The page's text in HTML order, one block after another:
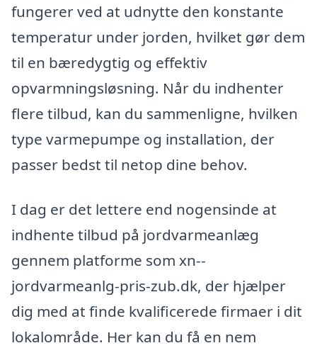
fungerer ved at udnytte den konstante
temperatur under jorden, hvilket gør dem
til en bæredygtig og effektiv
opvarmningsløsning. Når du indhenter
flere tilbud, kan du sammenligne, hvilken
type varmepumpe og installation, der
passer bedst til netop dine behov.
I dag er det lettere end nogensinde at
indhente tilbud på jordvarmeanlæg
gennem platforme som xn--
jordvarmeanlg-pris-zub.dk, der hjælper
dig med at finde kvalificerede firmaer i dit
lokalområde. Her kan du få en nem